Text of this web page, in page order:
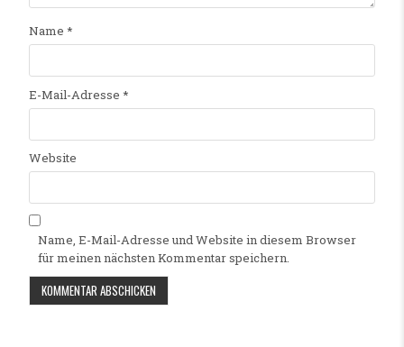
Name *
E-Mail-Adresse *
Website
Name, E-Mail-Adresse und Website in diesem Browser
für meinen nächsten Kommentar speichern.